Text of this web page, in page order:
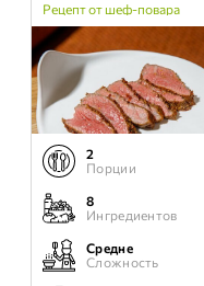
Рецепт от шеф-повара
2
Порции
8
Ингредиентов
Средне
Сложность